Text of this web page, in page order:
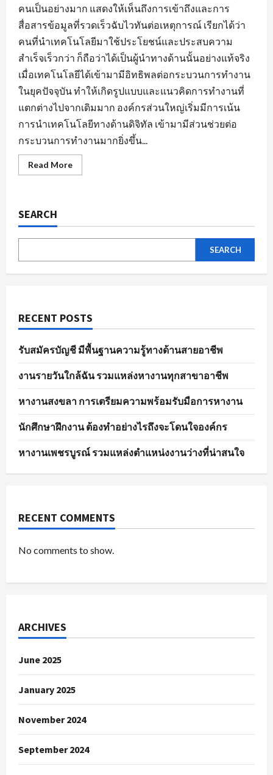
คนเป็นอย่างมาก แสดงให้เห็นถึงการเข้าถึงและการ
สื่อสารข้อมูลที่รวดเร็วฉับไวทันต่อเหตุการณ์ เรียกได้ว่า
คนที่นำเทคโนโลยีมาใช้ประโยชน์และประสบความ
สำเร็จเร็วกว่า ก็ถือว่าได้เป็นผู้นำทางด้านนั้นอย่างแท้จริง
เมื่อเทคโนโลยีได้เข้ามามีอิทธิพลต่อกระบวนการทำงาน
ในยุคปัจจุบัน ทำให้เกิดรูปแบบและแนวคิดการทำงานที่
แตกต่างไปจากเดิมมาก องค์กรส่วนใหญ่เริ่มมีการเน้น
การนำเทคโนโลยีทางด้านดิจิทัล เข้ามามีส่วนช่วยต่อ
กระบวนการทำงานมากยิ่งขึ้น...
Read MoreRead
more
ของ
มี
จ้าง
SEARCH
SEARCH
RECENT POSTS
รับสมัครบัญชี มีพื้นฐานความรู้ทางด้านสายอาชีพ
งานรายวันใกล้ฉัน รวมแหล่งหางานทุกสาขาอาชีพ
หางานสงขลา การเตรียมความพร้อมรับมือการหางาน
นักศึกษาฝึกงาน ต้องทำอย่างไรถึงจะโดนใจองค์กร
หางานเพชรบูรณ์ รวมแหล่งตำแหน่งงานว่างที่น่าสนใจ
RECENT COMMENTS
No comments to show.
ARCHIVES
June 2025
January 2025
November 2024
September 2024